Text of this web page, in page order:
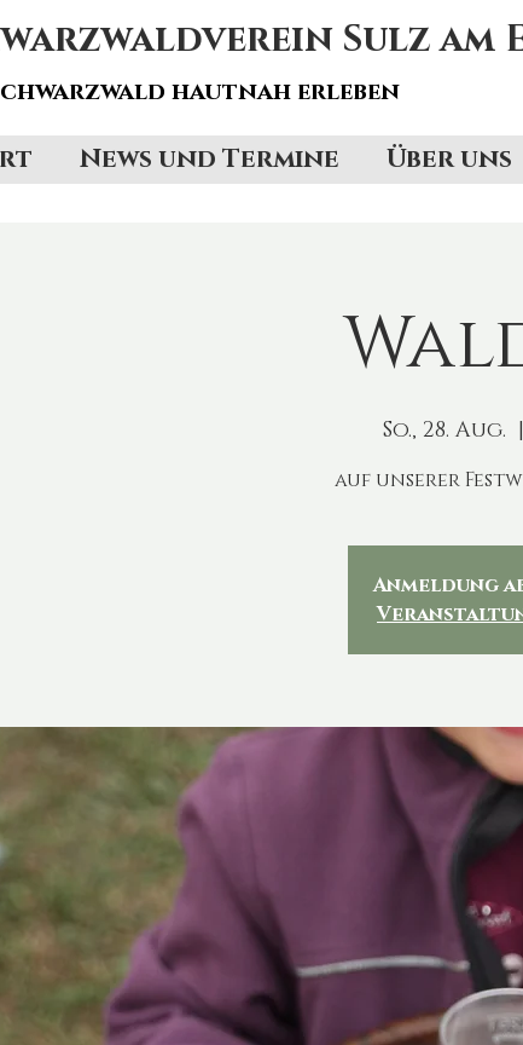
Sulz am
hautnah erleben
News und Termine Über uns
So., 28. Aug.
  |
auf unserer
Anmeldung